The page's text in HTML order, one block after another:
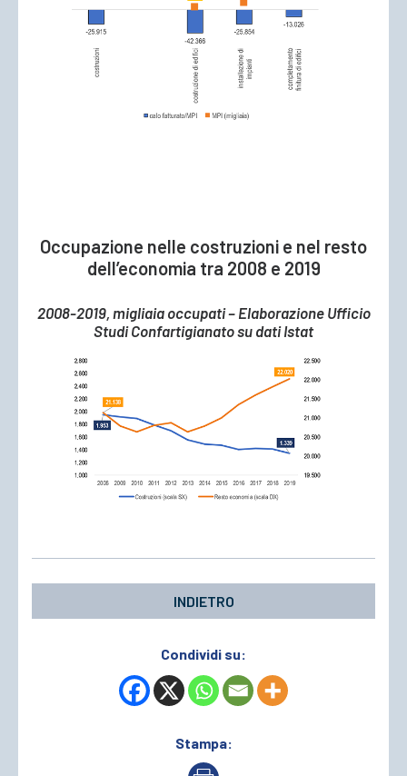
Occupazione nelle costruzioni e nel resto
dell’economia tra 2008 e 2019
2008-2019, migliaia occupati – Elaborazione Ufficio
Studi Confartigianato su dati Istat
INDIETRO
Condividi su:
Stampa: